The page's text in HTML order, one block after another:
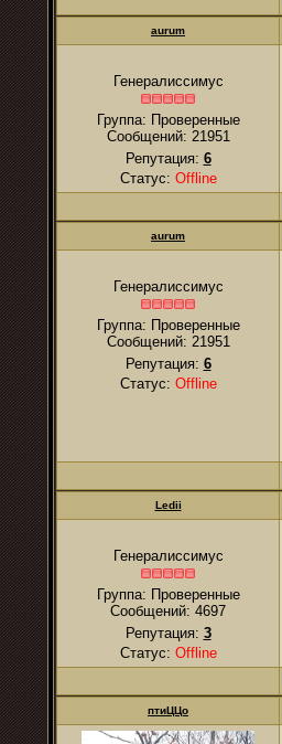
аurum
Генералиссимус
Группа: Проверенные
Сообщений: 21951
Репутация: 6
Статус: Offline
аurum
Генералиссимус
Группа: Проверенные
Сообщений: 21951
Репутация: 6
Статус: Offline
Ledii
Генералиссимус
Группа: Проверенные
Сообщений: 4697
Репутация: 3
Статус: Offline
птиЦЦо